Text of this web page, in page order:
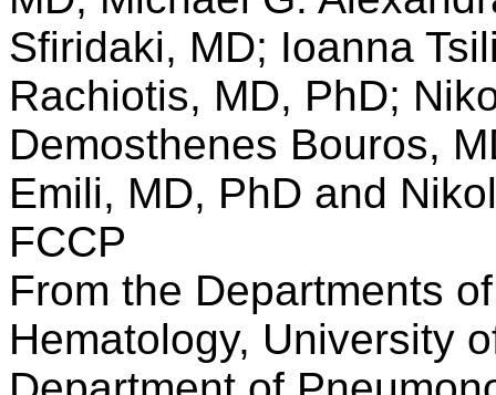
Sfiridaki, MD; Ioanna
Rachiotis, MD, PhD;
Demosthenes Bouros,
Emili, MD, PhD and
FCCP
From the Departments
Hematology, University